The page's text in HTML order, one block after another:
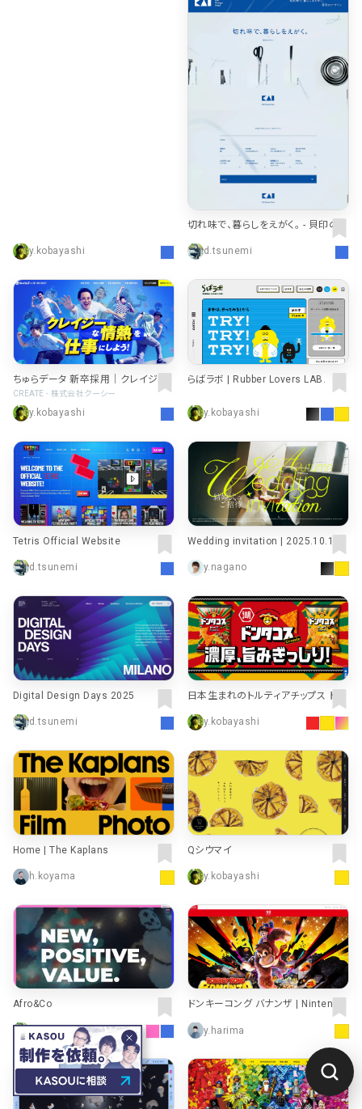
y.kobayashi
切れ味で、暮らしをえがく。 - 貝印のデ
d.tsunemi
ちゅらデータ 新卒採用｜クレイジー
な個性と、未来を創る
CREATE - 株式会社クーシー
y.kobayashi
らばラボ | Rubber Lovers LAB.
y.kobayashi
Tetris Official Website
d.tsunemi
Wedding invitation | 2025.10.12
y.nagano
Digital Design Days 2025
d.tsunemi
日本生まれのトルティアチップス ドン
y.kobayashi
Home | The Kaplans
h.koyama
Qシウマイ
y.kobayashi
Afro&Co
d.tsunemi
ドンキーコング バナンザ | Nintendo
y.harima